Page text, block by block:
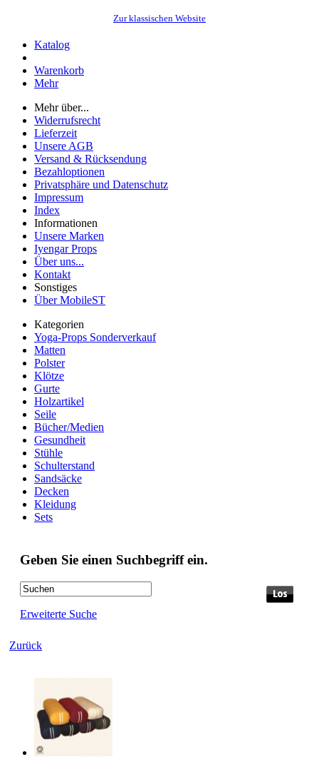
Zur klassischen Website
Katalog
Warenkorb
Mehr
Mehr über...
Widerrufsrecht
Lieferzeit
Unsere AGB
Versand & Rücksendung
Bezahloptionen
Privatsphäre und Datenschutz
Impressum
Index
Informationen
Unsere Marken
Iyengar Props
Über uns...
Kontakt
Sonstiges
Über MobileST
Kategorien
Yoga-Props Sonderverkauf
Matten
Polster
Klötze
Gurte
Holzartikel
Seile
Bücher/Medien
Gesundheit
Stühle
Schulterstand
Sandsäcke
Decken
Kleidung
Sets
Geben Sie einen Suchbegriff ein.
Erweiterte Suche
Zurück